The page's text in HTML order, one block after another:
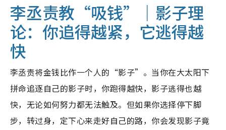
李丞责教“吸钱”｜影子理
论：你追得越紧，它逃得越
快
李丞责将金钱比作一个人的“影子”。当你在大太阳下
拼命追逐自己的影子时，你跑得越快，影子逃得也越
快，无论如何努力都无法触及。但如果你选择停下脚
步，转过身，定下心来走好自己的路，你会发现影子竟